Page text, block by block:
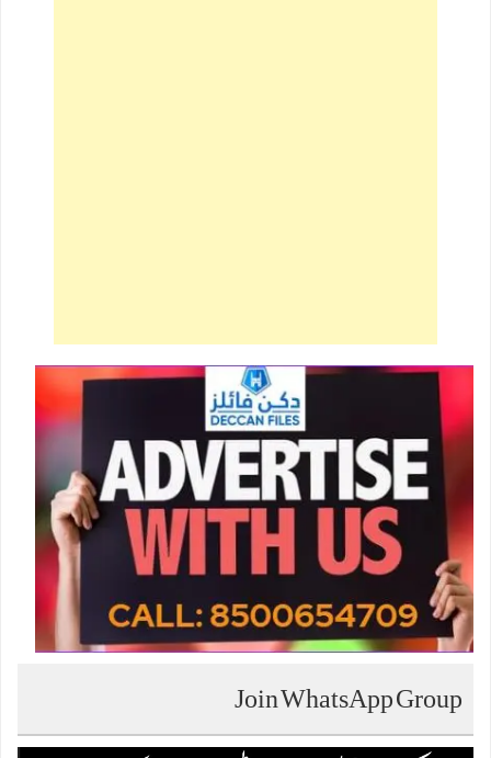
Join WhatsApp Group